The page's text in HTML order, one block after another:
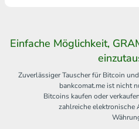
Einfache Möglichkeit,
Zuverlässiger Tauscher für Bitcoin
bankcomat.me ist nicht
Bitcoins kaufen oder
zahlreiche elektronische